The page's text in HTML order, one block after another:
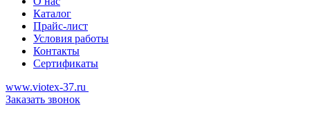
Каталог
Прайс-лист
Условия работы
Контакты
Сертификаты
www.viotex-37.ru
Заказать звонок